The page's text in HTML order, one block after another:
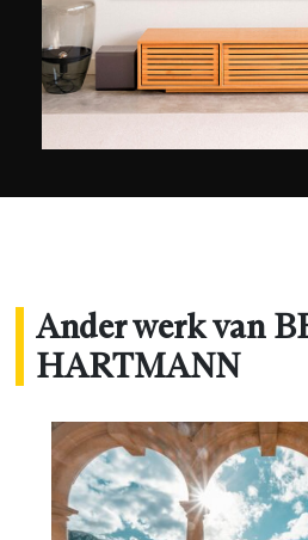
door een Zwitsers tijdschrift
""American Black and
de ""Panoramic Epson
Ander werk van
HARTMANN